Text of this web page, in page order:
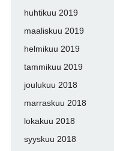
huhtikuu 2019
maaliskuu 2019
helmikuu 2019
tammikuu 2019
joulukuu 2018
marraskuu 2018
lokakuu 2018
syyskuu 2018